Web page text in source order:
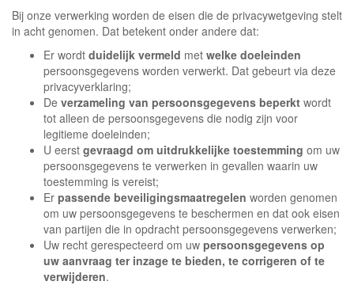
Bij onze verwerking worden de eisen die de privacywetgeving stelt
in acht genomen. Dat betekent onder andere dat:
Er wordt duidelijk vermeld met welke doeleinden
persoonsgegevens worden verwerkt. Dat gebeurt via deze
privacyverklaring;
De verzameling van persoonsgegevens beperkt wordt
tot alleen de persoonsgegevens die nodig zijn voor
legitieme doeleinden;
U eerst gevraagd om uitdrukkelijke toestemming om uw
persoonsgegevens te verwerken in gevallen waarin uw
toestemming is vereist;
Er passende beveiligingsmaatregelen worden genomen
om uw persoonsgegevens te beschermen en dat ook eisen
van partijen die in opdracht persoonsgegevens verwerken;
Uw recht gerespecteerd om uw persoonsgegevens op
uw aanvraag ter inzage te bieden, te corrigeren of te
verwijderen.